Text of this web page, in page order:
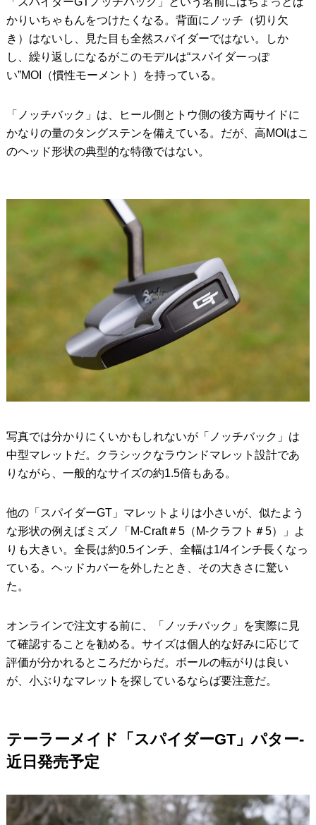
かりいちゃもんをつけたくなる。背面にノッチ（切り欠
き）はないし、見た目も全然スパイダーではない。しか
し、繰り返しになるがこのモデルは“スパイダーっぽ
い”MOI（慣性モーメント）を持っている。
「ノッチバック」は、ヒール側とトウ側の後方両サイドに
かなりの量のタングステンを備えている。だが、高MOIはこ
のヘッド形状の典型的な特徴ではない。
写真では分かりにくいかもしれないが「ノッチバック」は
中型マレットだ。クラシックなラウンドマレット設計であ
りながら、一般的なサイズの約1.5倍もある。
他の「スパイダーGT」マレットよりは小さいが、似たよう
な形状の例えばミズノ「M-Craft＃5（M-クラフト＃5）」よ
りも大きい。全長は約0.5インチ、全幅は1/4インチ長くなっ
ている。ヘッドカバーを外したとき、その大きさに驚い
た。
オンラインで注文する前に、「ノッチバック」を実際に見
て確認することを勧める。サイズは個人的な好みに応じて
評価が分かれるところだからだ。ボールの転がりは良い
が、小ぶりなマレットを探しているならば要注意だ。
テーラーメイド「スパイダーGT」パター‐
近日発売予定